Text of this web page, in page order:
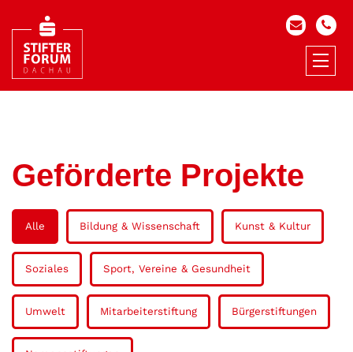
Geförderte Projekte
Alle Bildung & Wissenschaft Kunst & Kultur
Soziales Sport, Vereine & Gesundheit
Umwelt Mitarbeiterstiftung Bürgerstiftungen